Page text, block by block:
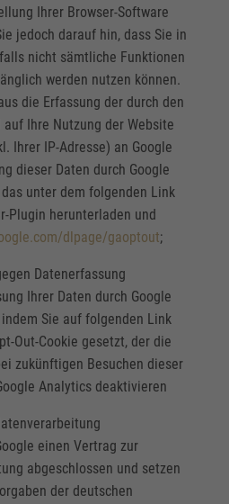
Ihrer Browser-Software
jedoch darauf hin, dass Sie in
nicht sämtliche Funktionen
werden nutzen können.
die Erfassung der durch den
Ihre Nutzung der Website
Ihrer IP-Adresse) an Google
dieser Daten durch Google
unter dem folgenden Link
Plugin herunterladen und
dlpage/gaoptout;
Datenerfassung
Ihrer Daten durch Google
Sie auf folgenden Link
Out-Cookie gesetzt, der die
zukünftigen Besuchen dieser
Analytics deaktivieren
einen Vertrag zur
abgeschlossen und setzen
der deutschen